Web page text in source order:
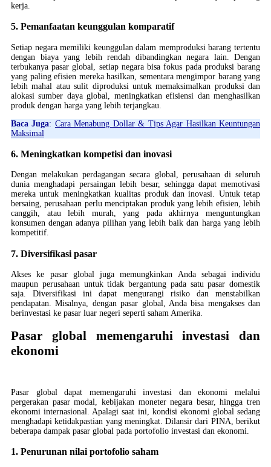
kerja.
5. Pemanfaatan keunggulan komparatif
Setiap negara memiliki keunggulan dalam memproduksi barang tertentu
dengan biaya yang lebih rendah dibandingkan negara lain. Dengan
terbukanya pasar global, setiap negara bisa fokus pada produksi barang
yang paling efisien mereka hasilkan, sementara mengimpor barang yang
lebih mahal atau sulit diproduksi untuk memaksimalkan produksi dan
alokasi sumber daya global, meningkatkan efisiensi dan menghasilkan
produk dengan harga yang lebih terjangkau.
Baca Juga: Cara Menabung Dollar & Tips Agar Hasilkan Keuntungan
Maksimal
6. Meningkatkan kompetisi dan inovasi
Dengan melakukan perdagangan secara global, perusahaan di seluruh
dunia menghadapi persaingan lebih besar, sehingga dapat memotivasi
mereka untuk meningkatkan kualitas produk dan inovasi. Untuk tetap
bersaing, perusahaan perlu menciptakan produk yang lebih efisien, lebih
canggih, atau lebih murah, yang pada akhirnya menguntungkan
konsumen dengan adanya pilihan yang lebih baik dan harga yang lebih
kompetitif.
7. Diversifikasi pasar
Akses ke pasar global juga memungkinkan Anda sebagai individu
maupun perusahaan untuk tidak bergantung pada satu pasar domestik
saja. Diversifikasi ini dapat mengurangi risiko dan menstabilkan
pendapatan. Misalnya, dengan pasar global, Anda bisa mengakses dan
berinvestasi ke pasar luar negeri seperti saham Amerika.
Pasar global memengaruhi investasi dan
ekonomi
Pasar global dapat memengaruhi investasi dan ekonomi melalui
pergerakan pasar modal, kebijakan moneter negara besar, hingga tren
ekonomi internasional. Apalagi saat ini, kondisi ekonomi global sedang
menghadapi ketidakpastian yang meningkat. Dilansir dari PINA, berikut
beberapa dampak pasar global pada portofolio investasi dan ekonomi.
1. Penurunan nilai portofolio saham